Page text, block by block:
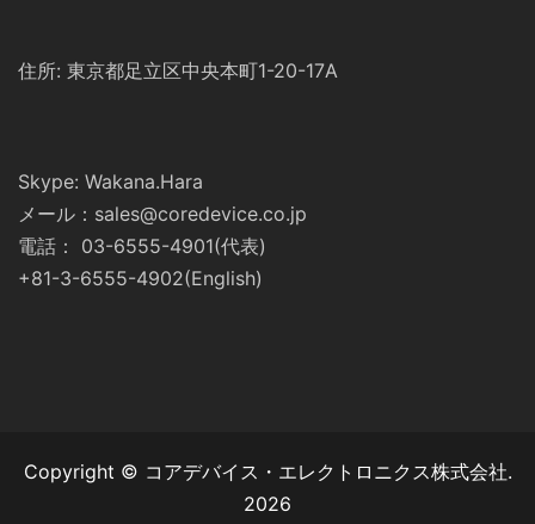
住所: 東京都足立区中央本町1-20-17A
Skype: Wakana.Hara
メール：sales@coredevice.co.jp
電話： 03-6555-4901(代表)
+81-3-6555-4902(English)
Copyright © コアデバイス・エレクトロニクス株式会社.
2026